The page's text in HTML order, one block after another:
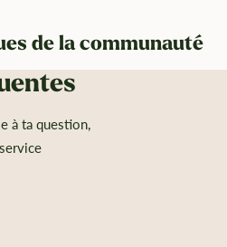
de la communauté
à ta question,